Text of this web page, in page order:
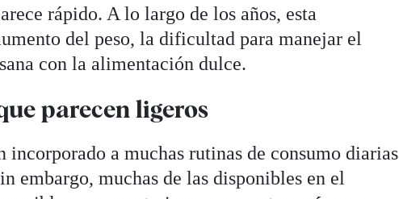
rápido. A lo largo de los años, esta
del peso, la dificultad para manejar el
con la alimentación dulce.
parecen ligeros
incorporado a muchas rutinas de consumo diarias
embargo, muchas de las disponibles en el